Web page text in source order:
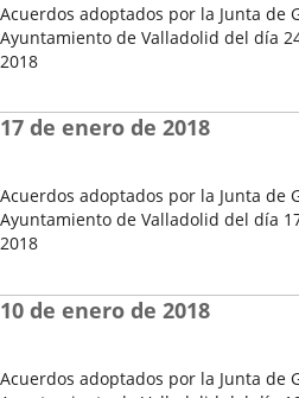
Acuerdos adoptados por la Junta de
Ayuntamiento de Valladolid del día
2018
del
Pleno
Acuerdos adoptados por la Junta de
Ayuntamiento de Valladolid del día
2018
del
Pleno
17 de enero de 2018
Acuerdos adoptados por la Junta de
10 de enero de 2018